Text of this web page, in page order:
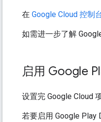
在 Google Cloud 控制
如需进一步了解
启用 Google
设置完 Google Cloud
若要启用 Google Play